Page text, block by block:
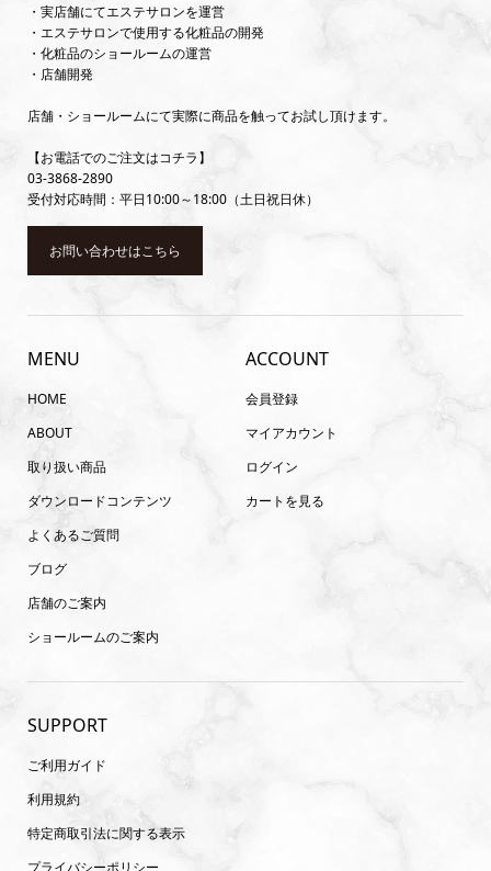
・実店舗にてエステサロンを運営
・エステサロンで使用する化粧品の開発
・化粧品のショールームの運営
・店舗開発
店舗・ショールームにて実際に商品を触ってお試し頂けます。
【お電話でのご注文はコチラ】
03-3868-2890
受付対応時間：平日10:00～18:00（土日祝日休）
お問い合わせはこちら
MENU
HOME
ABOUT
取り扱い商品
ダウンロードコンテンツ
よくあるご質問
ブログ
店舗のご案内
ショールームのご案内
ACCOUNT
会員登録
マイアカウント
ログイン
カートを見る
SUPPORT
ご利用ガイド
利用規約
特定商取引法に関する表示
プライバシーポリシー